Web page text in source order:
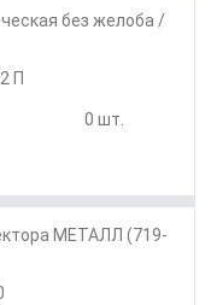
без желоба /
П
0 шт.
МЕТАЛЛ (719-